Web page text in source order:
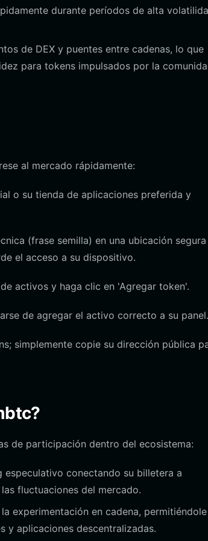
durante períodos de alta
de DEX y puentes entre cadenas, lo que
para tokens impulsados por la
al mercado rápidamente:
o su tienda de aplicaciones preferida y
(frase semilla) en una ubicación
el acceso a su dispositivo.
activos y haga clic en 'Agregar token'.
de agregar el activo correcto a su panel.
simplemente copie su dirección pública
de participación dentro del ecosistema:
conectando su billetera a
fluctuaciones del mercado.
experimentación en cadena, permitiéndole
y aplicaciones descentralizadas.